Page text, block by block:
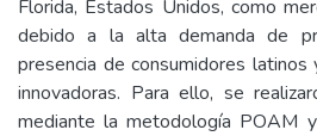
Florida, Estados Unidos, como
debido a la alta demanda de
presencia de consumidores
innovadoras. Para ello, se
mediante la metodología POAM